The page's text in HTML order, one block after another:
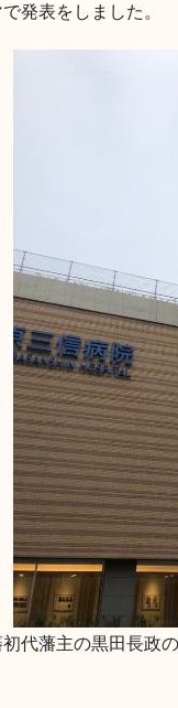
発表をしました。
代藩主の黒田長政